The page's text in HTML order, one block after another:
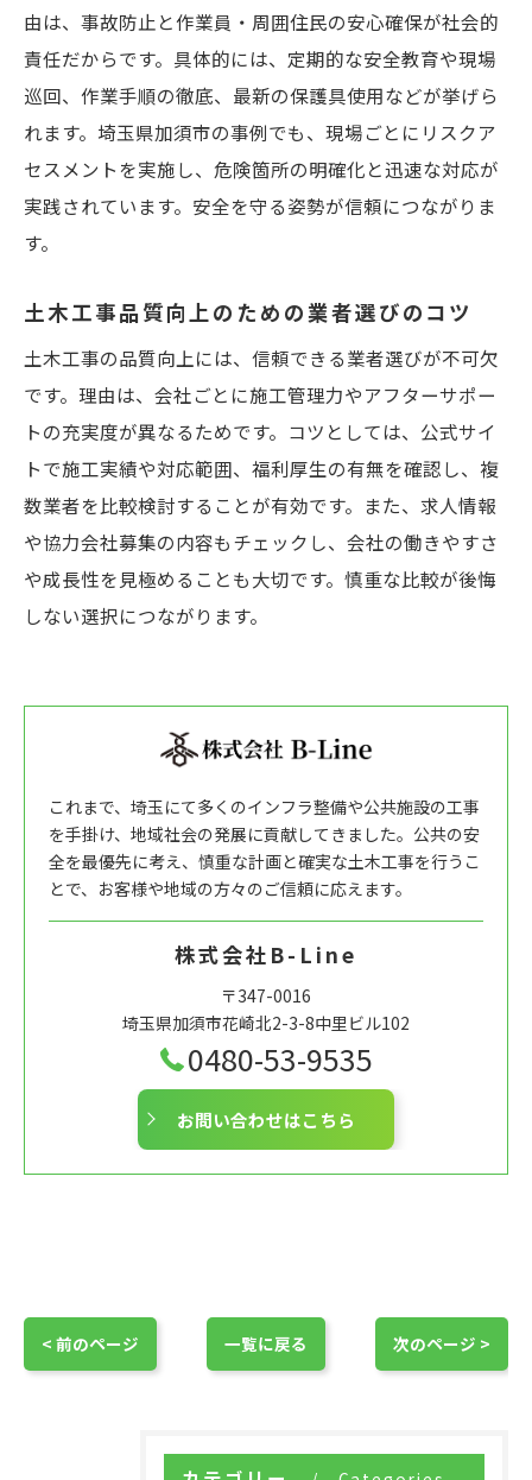
由は、事故防止と作業員・周囲住民の安心確保が社会的
責任だからです。具体的には、定期的な安全教育や現場
巡回、作業手順の徹底、最新の保護具使用などが挙げら
れます。埼玉県加須市の事例でも、現場ごとにリスクア
セスメントを実施し、危険箇所の明確化と迅速な対応が
実践されています。安全を守る姿勢が信頼につながりま
す。
土木工事品質向上のための業者選びのコツ
土木工事の品質向上には、信頼できる業者選びが不可欠
です。理由は、会社ごとに施工管理力やアフターサポー
トの充実度が異なるためです。コツとしては、公式サイ
トで施工実績や対応範囲、福利厚生の有無を確認し、複
数業者を比較検討することが有効です。また、求人情報
や協力会社募集の内容もチェックし、会社の働きやすさ
や成長性を見極めることも大切です。慎重な比較が後悔
しない選択につながります。
これまで、埼玉にて多くのインフラ整備や公共施設の工事
を手掛け、地域社会の発展に貢献してきました。公共の安
全を最優先に考え、慎重な計画と確実な土木工事を行うこ
とで、お客様や地域の方々のご信頼に応えます。
株式会社B-Line
〒347-0016
埼玉県加須市花崎北2-3-8中里ビル102
0480-53-9535
お問い合わせはこちら
< 前のページ 一覧に戻る 次のページ >